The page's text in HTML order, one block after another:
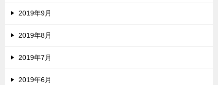
2019年9月
2019年8月
2019年7月
2019年6月